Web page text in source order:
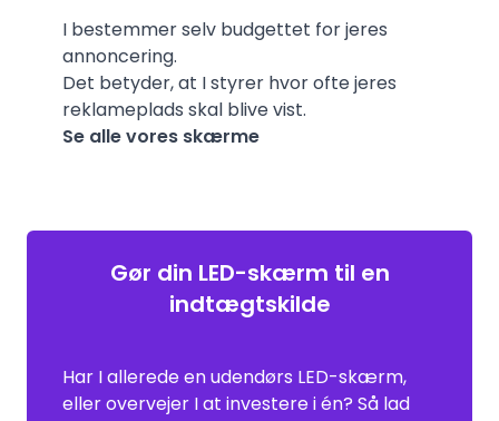
I bestemmer selv budgettet for jeres
annoncering.
Det betyder, at I styrer hvor ofte jeres
reklameplads skal blive vist.
Se alle vores skærme
Gør din LED-skærm til en
indtægtskilde
Har I allerede en udendørs LED-skærm,
eller overvejer I at investere i én? Så lad